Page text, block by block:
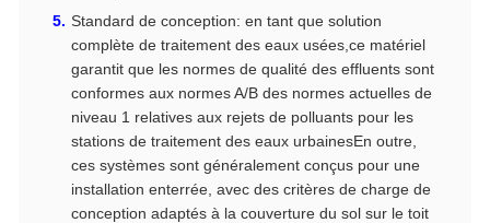
Standard de conception: en tant que solution
complète de traitement des eaux usées,ce matériel
garantit que les normes de qualité des effluents sont
conformes aux normes A/B des normes actuelles de
niveau 1 relatives aux rejets de polluants pour les
stations de traitement des eaux urbainesEn outre,
ces systèmes sont généralement conçus pour une
installation enterrée, avec des critères de charge de
conception adaptés à la couverture du sol sur le toit